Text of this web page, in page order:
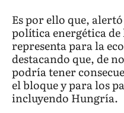
Es por ello que,
política energética
representa para la
destacando que, de
podría tener
el bloque y para los
incluyendo Hungría.